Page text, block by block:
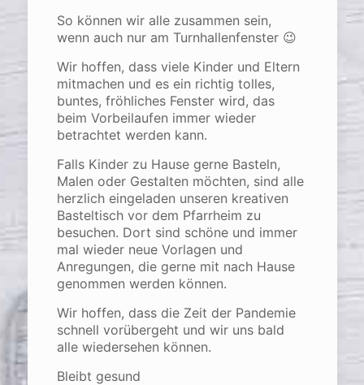
So können wir alle zusammen sein,
wenn auch nur am Turnhallenfenster 😉
Wir hoffen, dass viele Kinder und Eltern
mitmachen und es ein richtig tolles,
buntes, fröhliches Fenster wird, das
beim Vorbeilaufen immer wieder
betrachtet werden kann.
Falls Kinder zu Hause gerne Basteln,
Malen oder Gestalten möchten, sind alle
herzlich eingeladen unseren kreativen
Basteltisch vor dem Pfarrheim zu
besuchen. Dort sind schöne und immer
mal wieder neue Vorlagen und
Anregungen, die gerne mit nach Hause
genommen werden können.
Wir hoffen, dass die Zeit der Pandemie
schnell vorübergeht und wir uns bald
alle wiedersehen können.
Bleibt gesund